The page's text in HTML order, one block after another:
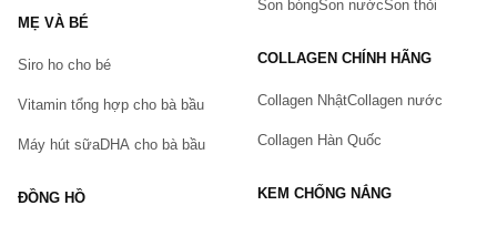
MẸ VÀ BÉ
Siro ho cho bé
Vitamin tổng hợp cho bà bầu
Máy hút sữaDHA cho bà bầu
ĐỒNG HỒ
Son bóngSon nướcSon thỏi
COLLAGEN CHÍNH HÃNG
Collagen NhậtCollagen nước
Collagen Hàn Quốc
KEM CHỐNG NẮNG